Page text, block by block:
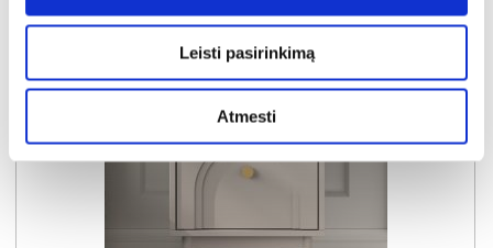
Leisti pasirinkimą
Atmesti